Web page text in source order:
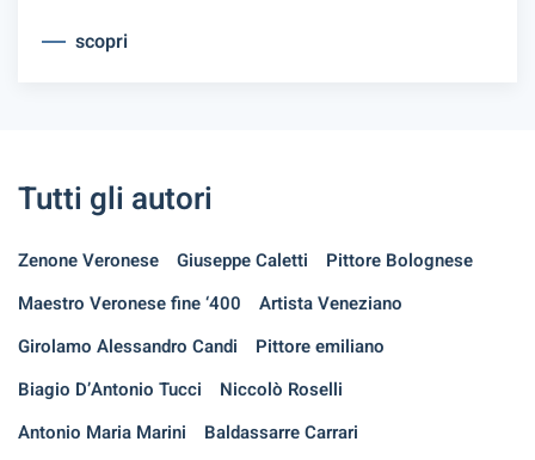
scopri
Tutti gli autori
Zenone Veronese Giuseppe Caletti
Pittore Bolognese
Maestro Veronese fine ‘400
Artista Veneziano
Girolamo Alessandro Candi
Pittore emiliano
Biagio D’Antonio Tucci
Niccolò Roselli
Antonio Maria Marini
Baldassarre Carrari